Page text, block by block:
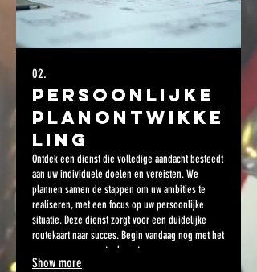
02.
Persoonlijke
Planontwikke
ling
Ontdek een dienst die volledige aandacht besteedt
aan uw individuele doelen en vereisten. We
plannen samen de stappen om uw ambities te
realiseren, met een focus op uw persoonlijke
situatie. Deze dienst zorgt voor een duidelijke
routekaart naar succes. Begin vandaag nog met het
vormgeven van uw toekomst.
Show more